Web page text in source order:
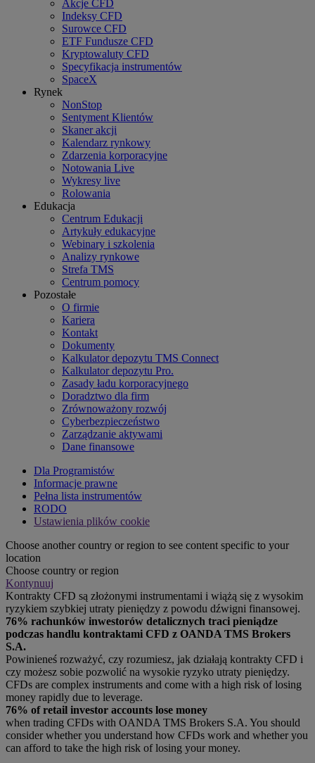
Akcje CFD
Indeksy CFD
Surowce CFD
ETF Fundusze CFD
Kryptowaluty CFD
Specyfikacja instrumentów
SpaceX
Rynek
NonStop
Sentyment Klientów
Skaner akcji
Kalendarz rynkowy
Zdarzenia korporacyjne
Notowania Live
Wykresy live
Rolowania
Edukacja
Centrum Edukacji
Artykuły edukacyjne
Webinary i szkolenia
Analizy rynkowe
Strefa TMS
Centrum pomocy
Pozostałe
O firmie
Kariera
Kontakt
Dokumenty
Kalkulator depozytu TMS Connect
Kalkulator depozytu Pro.
Zasady ładu korporacyjnego
Doradztwo dla firm
Zrównoważony rozwój
Cyberbezpieczeństwo
Zarządzanie aktywami
Dane finansowe
Dla Programistów
Informacje prawne
Pełna lista instrumentów
RODO
Ustawienia plików cookie
Choose another country or region to see content specific to your
location
Choose country or region
Kontynuuj
Kontrakty CFD są złożonymi instrumentami i wiążą się z wysokim
ryzykiem szybkiej utraty pieniędzy z powodu dźwigni finansowej.
76% rachunków inwestorów detalicznych traci pieniądze
podczas handlu kontraktami CFD z OANDA TMS Brokers
S.A.
Powinieneś rozważyć, czy rozumiesz, jak działają kontrakty CFD i
czy możesz sobie pozwolić na wysokie ryzyko utraty pieniędzy.
CFDs are complex instruments and come with a high risk of losing
money rapidly due to leverage.
76% of retail investor accounts lose money
when trading CFDs with OANDA TMS Brokers S.A. You should
consider whether you understand how CFDs work and whether you
can afford to take the high risk of losing your money.